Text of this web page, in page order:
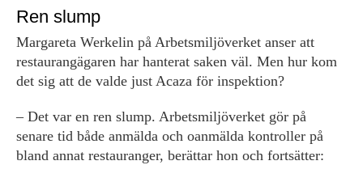
Ren slump
Margareta Werkelin på Arbetsmiljöverket anser att
restaurangägaren har hanterat saken väl. Men hur kom
det sig att de valde just Acaza för inspektion?
– Det var en ren slump. Arbetsmiljöverket gör på
senare tid både anmälda och oanmälda kontroller på
bland annat restauranger, berättar hon och fortsätter: